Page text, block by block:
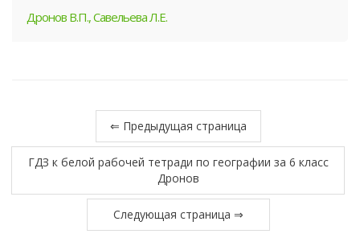
Дронов В.П., Савельева Л.Е.
⇐ Предыдущая страница
ГДЗ к белой рабочей тетради по географии за 6 класс
Дронов
Следующая страница ⇒